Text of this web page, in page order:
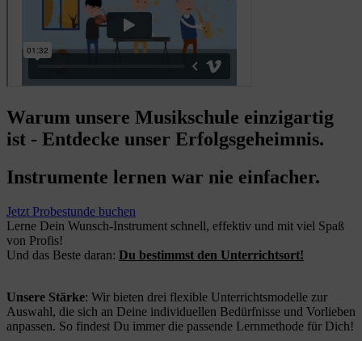
Warum unsere Musikschule einzigartig
ist - Entdecke unser Erfolgsgeheimnis.
Instrumente lernen war nie einfacher.
Jetzt Probestunde buchen
Lerne Dein Wunsch-Instrument schnell, effektiv und mit viel Spaß
von Profis!
Und das Beste daran: Du bestimmst den Unterrichtsort!
Unsere Stärke: Wir bieten drei flexible Unterrichtsmodelle zur
Auswahl, die sich an Deine individuellen Bedürfnisse und Vorlieben
anpassen. So findest Du immer die passende Lernmethode für Dich!